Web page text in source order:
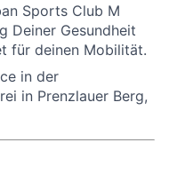
Sports Club M
Deiner Gesundheit
für deinen Mobilität.
in der
in Prenzlauer Berg,